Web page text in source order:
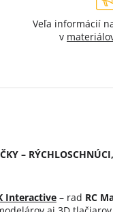
Veľa informácií
v
–
Interactive – rad RC